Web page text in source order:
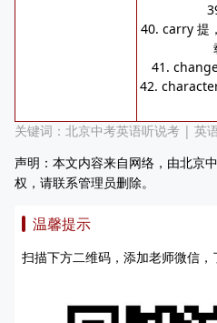
40. carry 提
41.
42.
关键词： 北京中考英语听说考 | 英
声明：本文内容来自网络，由北京
权，请联系管理员删除。
温馨提示
扫描下方二维码，添加老师微信，